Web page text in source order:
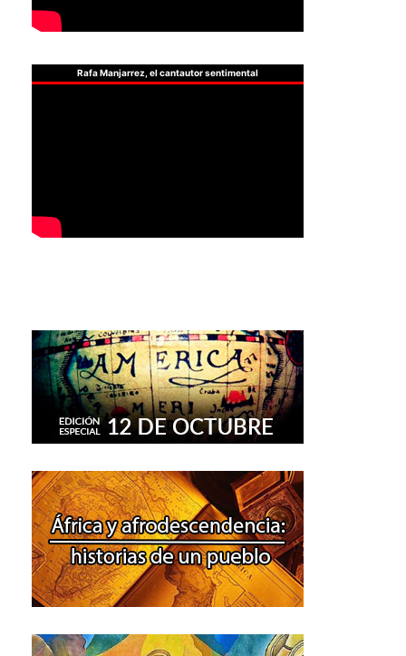
Rafa Manjarrez, el cantautor sentimental